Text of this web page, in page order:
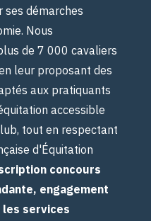
ses démarches
Nous
de 7 000 cavaliers
leur proposant des
aux pratiquants
accessible
tout en respectant
d'Équitation
concours
engagement
services